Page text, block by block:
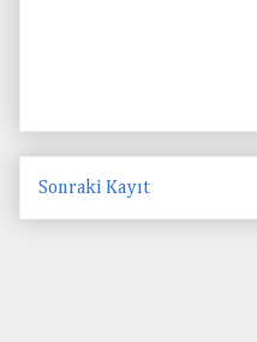
Sonraki Kayıt